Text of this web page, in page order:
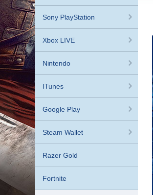
Sony PlayStation
Xbox LIVE
Nintendo
ITunes
Google Play
Steam Wallet
Razer Gold
Fortnite